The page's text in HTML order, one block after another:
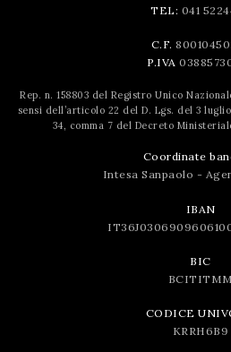
TEL: 041
C.F.
P.IVA
Rep. n. 158803 del Registro Unico
sensi dell’articolo 22 del D. Lgs. del 3
34, comma 7 del Decreto
Coordinate
Intesa Sanpaolo -
IBAN
BIC
BCITITMM
CODICE
KRRH6B9